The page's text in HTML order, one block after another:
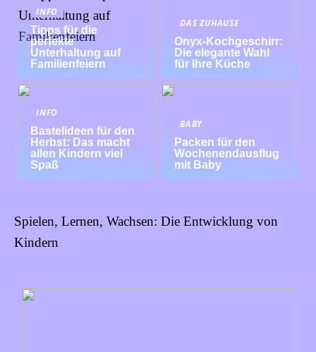
INFO
Tipps für die
perfekte
Unterhaltung auf
Familienfeiern
DAS ZUHAUSE
Onyx-Kochgeschirr:
Die elegante Wahl
für Ihre Küche
INFO
Bastelideen für den
Herbst: Das macht
allen Kindern viel
Spaß
BABY
Packen für den
Wochenendausflug
mit Baby
Spielen, Lernen, Wachsen: Die Entwicklung von
Kindern